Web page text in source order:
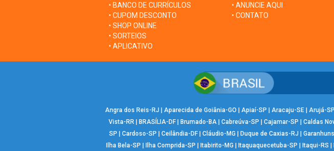
• BANCO DE CURRÍCULOS
• CUPOM DESCONTO
• SHOP ONLINE
• SORTEIOS
• APLICATIVO
• ANUNCIE AQUI
• CONTATO
Angra dos Reis-RJ | Aparecida de Goiânia-GO | Apiaí-SP | Aracaju-SE| Arujá-SP
Vista-RR | BRASÍLIA-DF| Brumado-BA| Cabreúva-SP | Cajamar-SP | Caldas
SP | Cardoso-SP | Ceilândia-DF | Cláudio-MG | Duque de Caxias-RJ |
Ilha Bela-SP | Ilha Comprida-SP | Itabirito-MG | Itaquaquecetuba-SP | Itaqui-RS |